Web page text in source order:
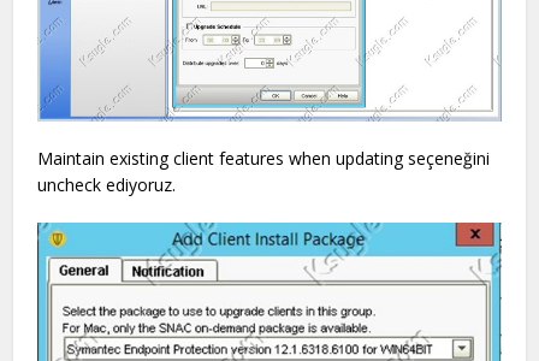
Maintain existing client features when updating seçeneğini
uncheck ediyoruz.